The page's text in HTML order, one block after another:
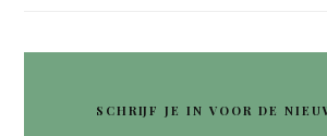
SCHRIJF JE IN VOOR DE